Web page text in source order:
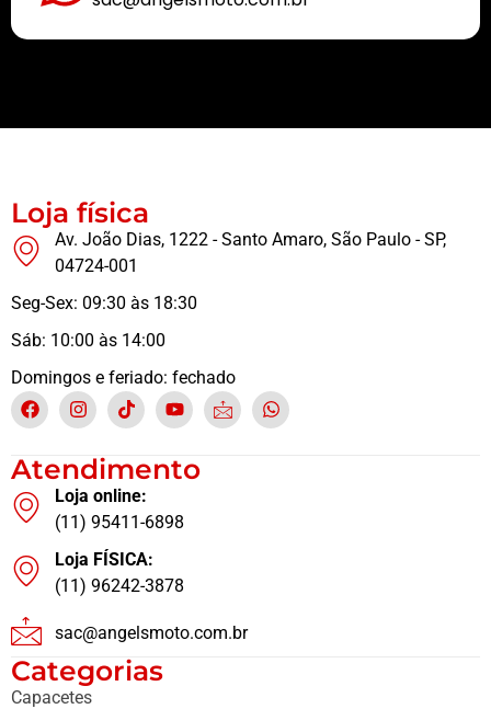
Loja física
Av. João Dias, 1222 - Santo Amaro, São Paulo - SP,
04724-001
Seg-Sex: 09:30 às 18:30
Sáb: 10:00 às 14:00
Domingos e feriado: fechado
Atendimento
Loja online:
(11) 95411-6898
Loja FÍSICA:
(11) 96242-3878
sac@angelsmoto.com.br
Categorias
Capacetes